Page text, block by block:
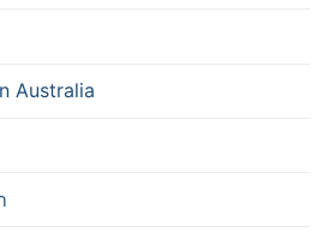
Australia